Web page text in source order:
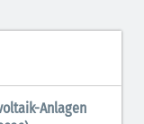
Anlagen